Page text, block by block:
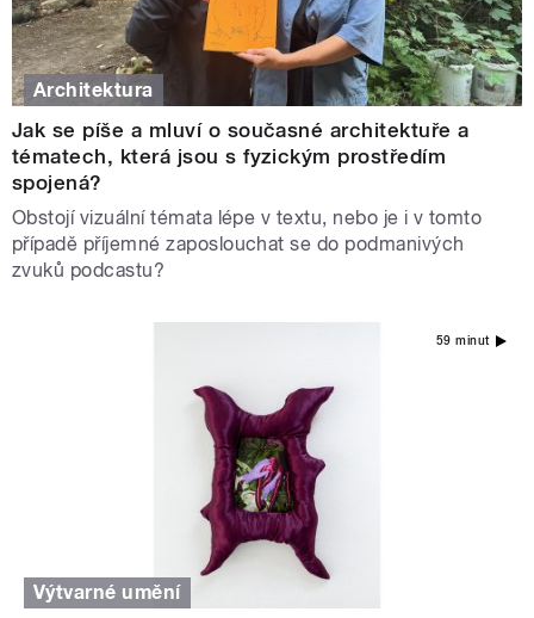
Architektura
Jak se píše a mluví o současné architektuře a
tématech, která jsou s fyzickým prostředím
spojená?
Obstojí vizuální témata lépe v textu, nebo je i v tomto
případě příjemné zaposlouchat se do podmanivých
zvuků podcastu?
59 minut
Výtvarné umění